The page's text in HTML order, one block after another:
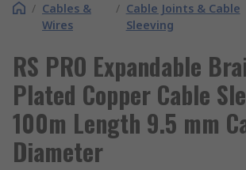
/ Cables &
Wires
/ Cable Joints & Cable
Sleeving
RS PRO Expandable
Plated Copper Cable
100m Length 9.5 mm
Diameter